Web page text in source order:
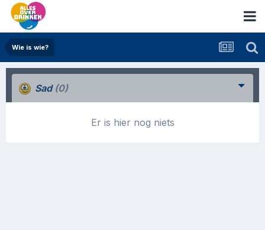
Wie is wie?
Sad (0)
Er is hier nog niets